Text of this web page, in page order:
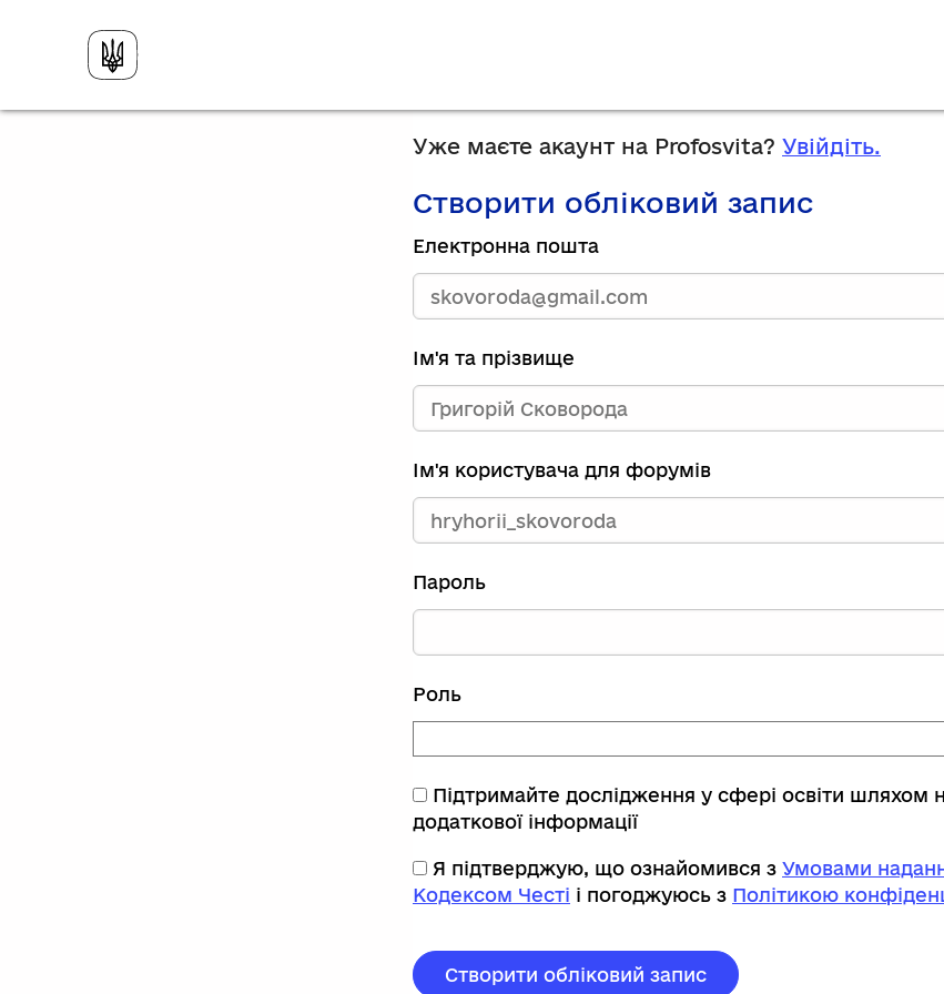
Уже маєте акаунт на Profosvita? Увійдіть.
Створити обліковий запис
Електронна пошта
Ім'я та прізвище
Ім'я користувача для форумів
Пароль
Роль
Підтримайте дослідження у сфері освіти шляхом
додаткової інформації
Я підтверджую, що ознайомився з Умовами
Кодексом Честі і погоджуюсь з Політикою
Створити обліковий запис